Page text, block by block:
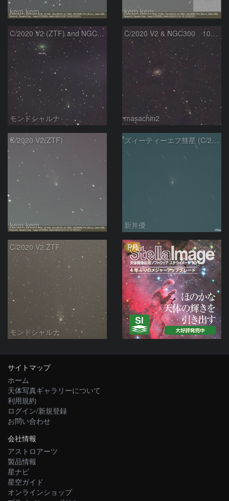
kem.kem kem.kem
C/2020 V2 (ZTF) and NGC300
モンドシャルナ
C/2020 V2 & NGC300 10/15
masachin2
C/2020 V2(ZTF)
kem.kem
ズィーティーエフ彗星 (C/2020V2)：202309/12
新井優
C/2020 V2 ZTF
モンドシャルナ
PR
サイトマップ
ホーム
天体写真ギャラリーについて
利用規約
ログイン/新規登録
お問い合わせ
会社情報
アストロアーツ
製品情報
星ナビ
星空ガイド
オンラインショップ